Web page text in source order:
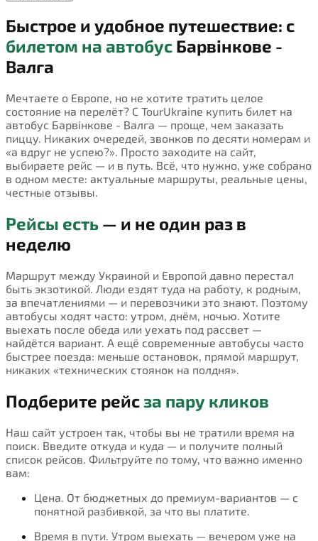
Быстрое и удобное путешествие: с
билетом на автобус Барвінкове -
Валга
Мечтаете о Европе, но не хотите тратить целое
состояние на перелёт? С TourUkraine купить билет на
автобус Барвінкове - Валга — проще, чем заказать
пиццу. Никаких очередей, звонков по десяти номерам и
«а вдруг не успею?». Просто заходите на сайт,
выбираете рейс — и в путь. Всё, что нужно, уже собрано
в одном месте: актуальные маршруты, реальные цены,
честные отзывы.
Рейсы есть — и не один раз в
неделю
Маршрут между Украиной и Европой давно перестал
быть экзотикой. Люди ездят туда на работу, к родным,
за впечатлениями — и перевозчики это знают. Поэтому
автобусы ходят часто: утром, днём, ночью. Хотите
выехать после обеда или уехать под рассвет —
найдётся вариант. А ещё современные автобусы часто
быстрее поезда: меньше остановок, прямой маршрут,
никаких «технических стоянок на полдня».
Подберите рейсза пару кликов
Наш сайт устроен так, чтобы вы не тратили время на
поиск. Введите откуда и куда — и получите полный
список рейсов. Фильтруйте по тому, что важно именно
вам:
Цена. От бюджетных до премиум-вариантов — с
понятной разбивкой, за что вы платите.
Время в пути. Утром выехать — вечером уже на